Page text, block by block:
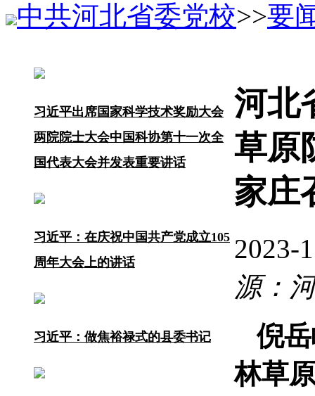
中共河北省委党校>>要
习近平出席国家科学技术奖励大会
两院院士大会中国科协第十一次全
国代表大会并发表重要讲话
习近平：在庆祝中国共产党成立105
周年大会上的讲话
习近平：做焦裕禄式的县委书记
河北
草原
家庄
源：
倪
林草